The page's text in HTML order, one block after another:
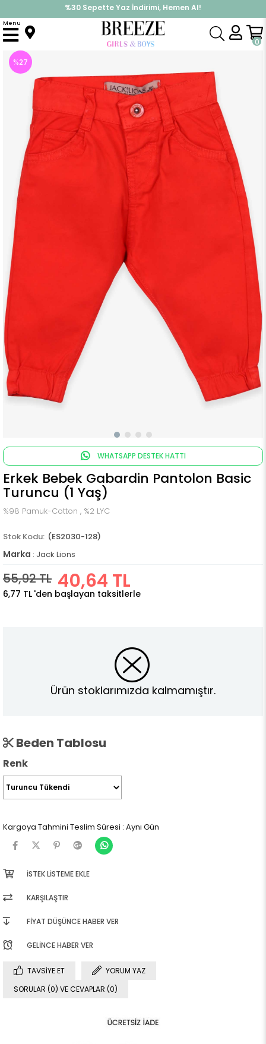
%30 Sepette Yaz İndirimi, Hemen Al!
İndirimlere ek %10 İndirimi Kap, Hemen Üye Ol!
0
Menu
Anasayfa Alt Giyim Pantolon Erkek Bebek Gabardin Pantolon Basic Turuncu (1 Yaş)
%27
İndirim
WHATSAPP DESTEK HATTI
Erkek Bebek Gabardin Pantolon Basic
Turuncu (1 Yaş)
%98 Pamuk-Cotton , %2 LYC
(ES2030-128)
Marka : Jack Lions
55,92 TL 40,64 TL
6,77 TL 'den başlayan taksitlerle
Ürün stoklarımızda kalmamıştır.
Beden Tablosu
Renk
Kargoya Tahmini Teslim Süresi : Aynı Gün
İSTEK LISTEME EKLE
KARŞILAŞTIR
FIYAT DÜŞÜNCE HABER VER
GELINCE HABER VER
TAVSIYE ET
YORUM YAZ
SORULAR (0) VE CEVAPLAR (0)